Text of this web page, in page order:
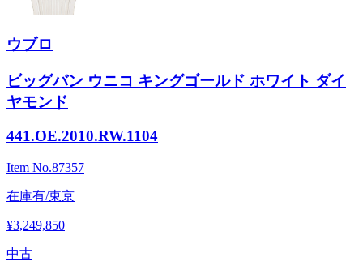
ウブロ
ビッグバン ウニコ キングゴールド ホワイト ダイ
ヤモンド
441.OE.2010.RW.1104
Item No.87357
在庫有/東京
¥3,249,850
中古